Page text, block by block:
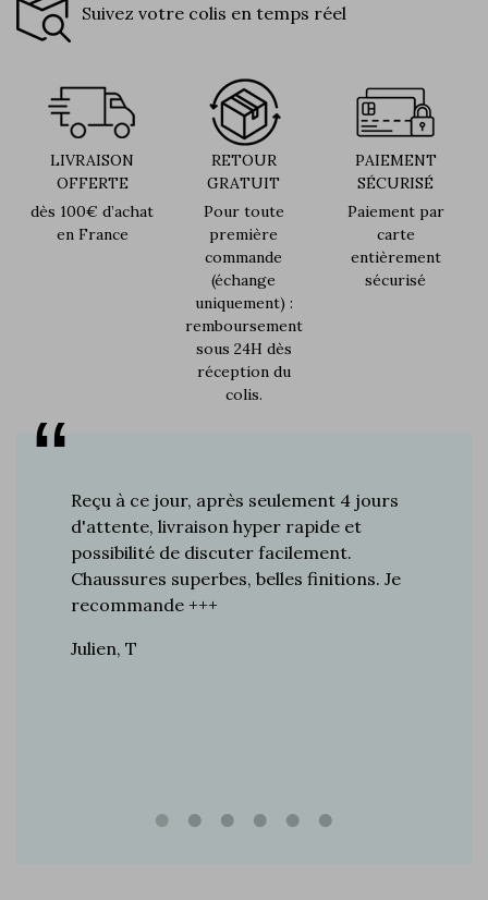
Suivez votre colis en temps réel
LIVRAISON
OFFERTE
dès 100€ d’achat
en France
RETOUR
GRATUIT
Pour toute
première
commande
(échange
uniquement) :
remboursement
sous 24H dès
réception du
colis.
PAIEMENT
SÉCURISÉ
Paiement par
carte
entièrement
sécurisé
Reçu à ce jour, après seulement 4 jours
d'attente, livraison hyper rapide et
possibilité de discuter facilement.
Chaussures superbes, belles finitions. Je
recommande +++
Julien, T